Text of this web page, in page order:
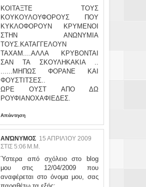
ΚΟΙΤΑΞΤΕ ΤΟΥΣ
ΚΟΥΚΟΥΛΟΥΦΟΡΟΥΣ ΠΟΥ
ΚΥΚΛΟΦΟΡΟΥΝ ΚΡΥΜΕΝΟΙ
ΣΤΗΝ ΑΝΩΝΥΜΙΑ
ΤΟΥΣ.ΚΑΤΑΓΓΕΛΟΥΝ
ΤΑΧΑΜ....ΑΛΛΑ ΚΡΥΒΟΝΤΑΙ
ΣΑΝ ΤΑ ΣΚΟΥΛΗΚΑΚΙΑ ..
......ΜΗΠΩΣ ΦΟΡΑΝΕ ΚΑΙ
ΦΟΥΣΤΙΤΣΕΣ..
ΩΡΕ ΟΥΣΤ ΑΠΟ ΔΩ
ΡΟΥΦΙΑΝΟΧΑΦΙΕΔΕΣ.
Απάντηση
ΑΝΏΝΥΜΟΣ 15 ΑΠΡΙΛΊΟΥ 2009
ΣΤΙΣ 5:06 Μ.Μ.
Ύστερα από σχόλειο στο blog
μου στις 12/04/2009 που
αναφέρεται στο όνομα μου, σας